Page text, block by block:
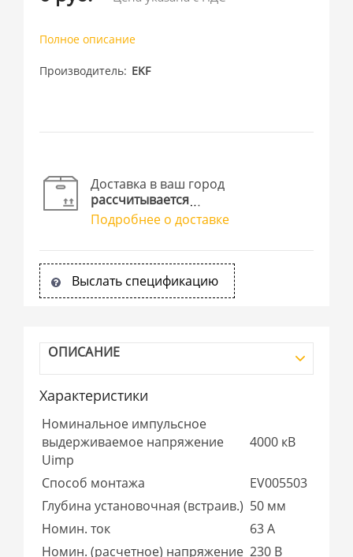
Полное описание
Производитель EKF
Доставка в ваш город
рассчитывается
Подробнее о доставке
Выслать спецификацию
ОПИСАНИЕ
Характеристики
Номинальное импульсное
выдерживаемое напряжение
Uimp
4000 кВ
Способ монтажа
EV005503
Глубина установочная (встраив.) 50 мм
Номин. ток
63 А
Номин. (расчетное) напряжение 230 В